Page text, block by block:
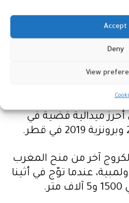
Accept
Deny
View
بالإثيوبي غيرما بتوقيت 08:10:38، ثم الكيني
في طوكيو والأولى في
منذ 2004.
ميدالية فضية في
آخر من منح المغرب
عندما توّج في أثينا